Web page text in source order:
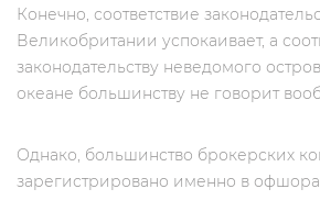
Конечно, соответствие
Великобритании успокаивает, а
законодательству неведомого
океане большинству не говорит
Однако, большинство брокерских
зарегистрировано именно в